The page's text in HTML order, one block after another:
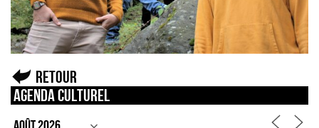
Retour
Agenda culturel